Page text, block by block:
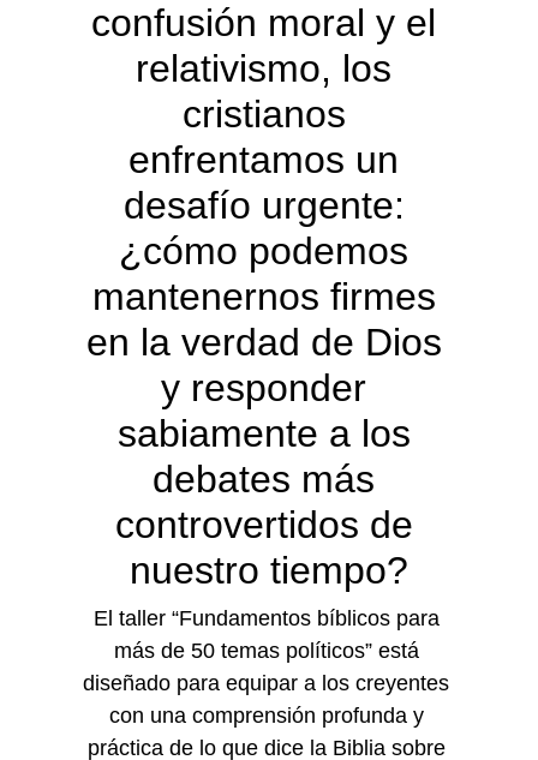
confusión moral y el
relativismo, los
cristianos
enfrentamos un
desafío urgente:
¿cómo podemos
mantenernos firmes
en la verdad de Dios
y responder
sabiamente a los
debates más
controvertidos de
nuestro tiempo?
El taller “Fundamentos bíblicos para
más de 50 temas políticos” está
diseñado para equipar a los creyentes
con una comprensión profunda y
práctica de lo que dice la Biblia sobre